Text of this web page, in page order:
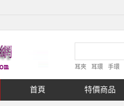
耳夾 耳環 手環
首頁 特價商品